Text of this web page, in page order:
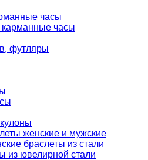
часы
карманные часы
футляры
женские и мужские
браслеты из стали
из ювелирной стали